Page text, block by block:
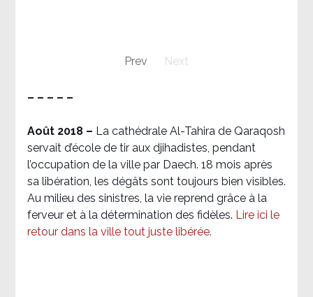
Prev Next
– – – – –
Août 2018 – La cathédrale Al-Tahira de Qaraqosh
servait d’école de tir aux djihadistes, pendant
l’occupation de la ville par Daech. 18 mois après
sa libération, les dégâts sont toujours bien visibles.
Au milieu des sinistres, la vie reprend grâce à la
ferveur et à la détermination des fidèles. Lire ici le
retour dans la ville tout juste libérée.